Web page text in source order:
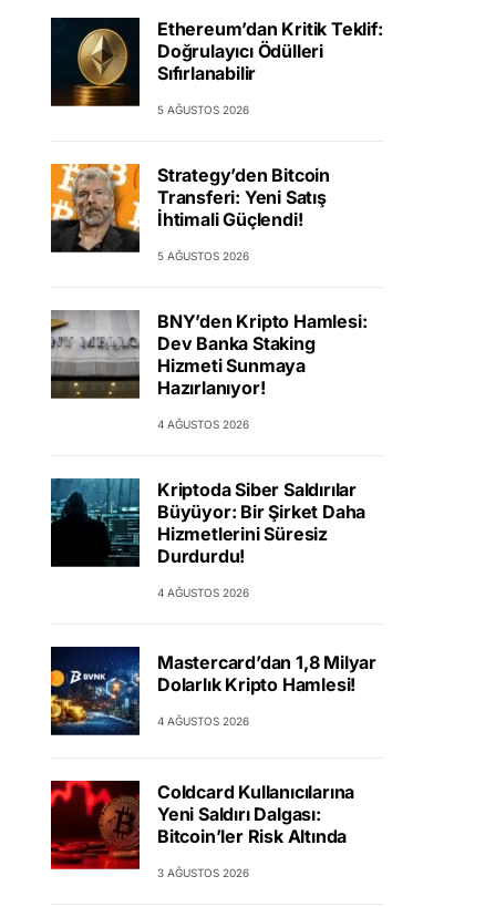
Ethereum’dan Kritik Teklif:
Doğrulayıcı Ödülleri
Sıfırlanabilir
5 AĞUSTOS 2026
Strategy’den Bitcoin
Transferi: Yeni Satış
İhtimali Güçlendi!
5 AĞUSTOS 2026
BNY’den Kripto Hamlesi:
Dev Banka Staking
Hizmeti Sunmaya
Hazırlanıyor!
4 AĞUSTOS 2026
Kriptoda Siber Saldırılar
Büyüyor: Bir Şirket Daha
Hizmetlerini Süresiz
Durdurdu!
4 AĞUSTOS 2026
Mastercard’dan 1,8 Milyar
Dolarlık Kripto Hamlesi!
4 AĞUSTOS 2026
Coldcard Kullanıcılarına
Yeni Saldırı Dalgası:
Bitcoin’ler Risk Altında
3 AĞUSTOS 2026